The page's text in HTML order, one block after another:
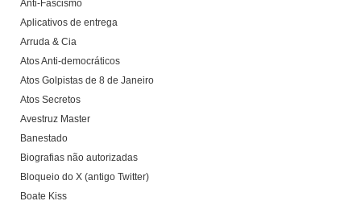
Anti-Fascismo
Aplicativos de entrega
Arruda & Cia
Atos Anti-democráticos
Atos Golpistas de 8 de Janeiro
Atos Secretos
Avestruz Master
Banestado
Biografias não autorizadas
Bloqueio do X (antigo Twitter)
Boate Kiss